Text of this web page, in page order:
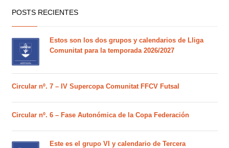
POSTS RECIENTES
Estos son los dos grupos y calendarios de Lliga
Comunitat para la temporada 2026/2027
Circular nº. 7 – IV Supercopa Comunitat FFCV Futsal
Circular nº. 6 – Fase Autonómica de la Copa Federación
Este es el grupo VI y calendario de Tercera